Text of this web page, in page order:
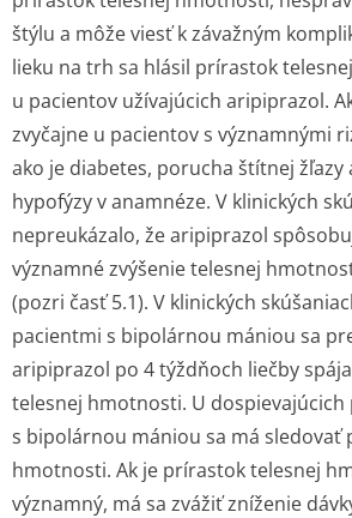
štýlu a môže viesť k závažným
lieku na trh sa hlásil prírastok
u pacientov užívajúcich aripiprazol.
zvyčajne u pacientov s významnými
ako je diabetes, porucha štítnej žľazy
hypofýzy v anamnéze. V klinických
nepreukázalo, že aripiprazol
významné zvýšenie telesnej
(pozri časť 5.1). V klinických
pacientmi s bipolárnou mániou sa
aripiprazol po 4 týždňoch liečby
telesnej hmotnosti. U dospievajúcich
s bipolárnou mániou sa má sledovať
hmotnosti. Ak je prírastok telesnej
významný, má sa zvážiť zníženie